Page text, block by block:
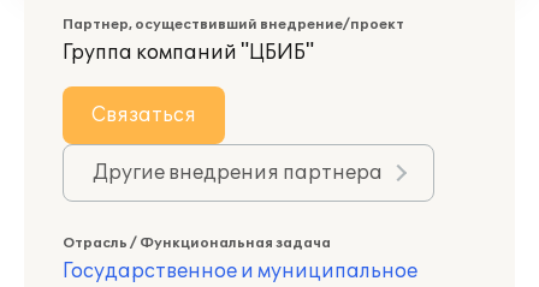
Партнер, осуществивший внедрение/проект
Группа компаний "ЦБИБ"
Связаться
Другие внедрения партнера
Отрасль / Функциональная задача
Государственное и муниципальное